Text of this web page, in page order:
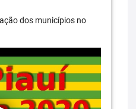
dos municípios no